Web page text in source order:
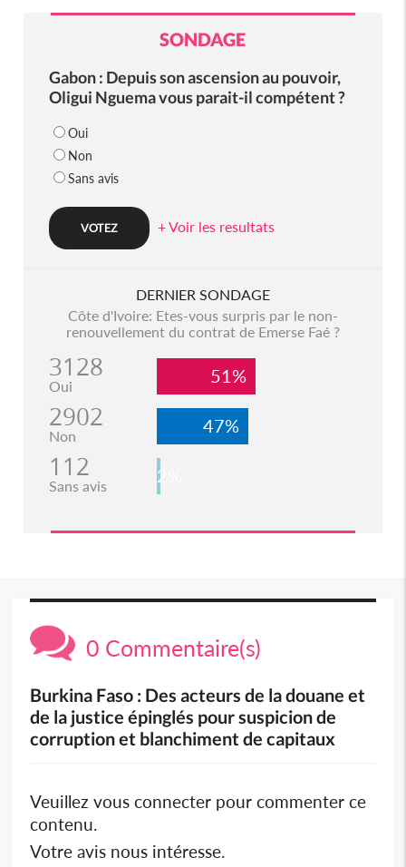
SONDAGE
Gabon : Depuis son ascension au pouvoir,
Oligui Nguema vous parait-il compétent ?
Oui
Non
Sans avis
+ Voir les resultats
DERNIER SONDAGE
Côte d'Ivoire: Etes-vous surpris par le non-
renouvellement du contrat de Emerse Faé ?
3128
Oui 51%
2902
Non 47%
112
Sans avis 2%
0 Commentaire(s)
Burkina Faso : Des acteurs de la douane et
de la justice épinglés pour suspicion de
corruption et blanchiment de capitaux
Veuillez vous connecter pour commenter ce
contenu.
Votre avis nous intéresse.